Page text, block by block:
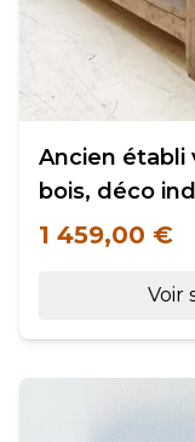
Ancien établi
bois, déco
1 459,00 €
Voir